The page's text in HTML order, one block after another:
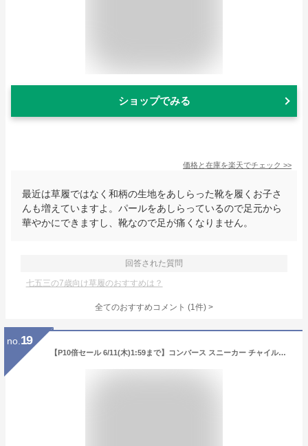
ショップでみる
価格と在庫を楽天でチェック >>
最近は草履ではなく和柄の生地をあしらった靴を履くお子さ
んも増えていますよ。パールをあしらっているので足元から
華やかにできますし、靴なので足が痛くなりません。
回答された質問
七五三の7歳向け草履のおすすめは？
全てのおすすめコメント (1件) >
no. 19
【P10倍セール 6/11(木)1:59まで】コンバース スニーカー チャイルド オールスター ライト V-1 HI キッズスニーカー ゴム紐 マジックテープ CONVERSE CHILD ALL STAR LIGHT V-1 HI